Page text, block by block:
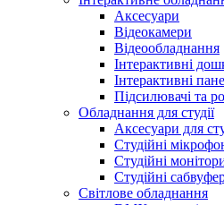
Аксесуари
Відеокамери
Відеообладнання
Інтерактивні
Інтерактивні
Підсилювачі та
Обладнання для студії
Аксесуари для
Студійні
Студійні
Студійні
Світлове обладнання